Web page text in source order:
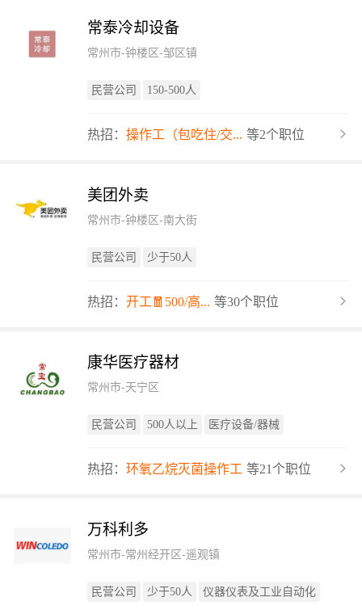
常泰冷却设备
常州市-钟楼区-邹区镇
民营公司 150-500人
热招： 操作工（包吃住/交... 等2个职位
美团外卖
常州市-钟楼区-南大街
民营公司 少于50人
热招： 开工🧧500/高... 等30个职位
康华医疗器材
常州市-天宁区
民营公司 500人以上 医疗设备/器械
热招： 环氧乙烷灭菌操作工 等21个职位
万科利多
常州市-常州经开区-遥观镇
民营公司 少于50人 仪器仪表及工业自动化